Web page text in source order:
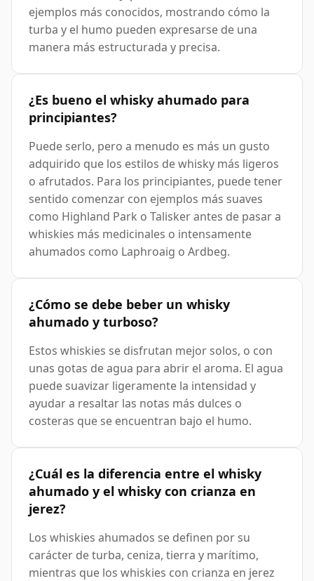
ejemplos más conocidos, mostrando cómo la
turba y el humo pueden expresarse de una
manera más estructurada y precisa.
¿Es bueno el whisky ahumado para
principiantes?
Puede serlo, pero a menudo es más un gusto
adquirido que los estilos de whisky más ligeros
o afrutados. Para los principiantes, puede tener
sentido comenzar con ejemplos más suaves
como Highland Park o Talisker antes de pasar a
whiskies más medicinales o intensamente
ahumados como Laphroaig o Ardbeg.
¿Cómo se debe beber un whisky
ahumado y turboso?
Estos whiskies se disfrutan mejor solos, o con
unas gotas de agua para abrir el aroma. El agua
puede suavizar ligeramente la intensidad y
ayudar a resaltar las notas más dulces o
costeras que se encuentran bajo el humo.
¿Cuál es la diferencia entre el whisky
ahumado y el whisky con crianza en
jerez?
Los whiskies ahumados se definen por su
carácter de turba, ceniza, tierra y marítimo,
mientras que los whiskies con crianza en jerez